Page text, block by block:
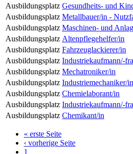
Ausbildungsplatz Gesundheits- und
Ausbildungsplatz Metallbauer/in -
Ausbildungsplatz Maschinen- und
Ausbildungsplatz Altenpflegehelfer/in
Ausbildungsplatz Fahrzeuglackierer/in
Ausbildungsplatz Industriekaufmann/-
Ausbildungsplatz Mechatroniker/in
Ausbildungsplatz Industriemechaniker/in
Ausbildungsplatz Chemielaborant/in
Ausbildungsplatz Industriekaufmann/-
Ausbildungsplatz Chemikant/in
« erste Seite
‹ vorherige Seite
1